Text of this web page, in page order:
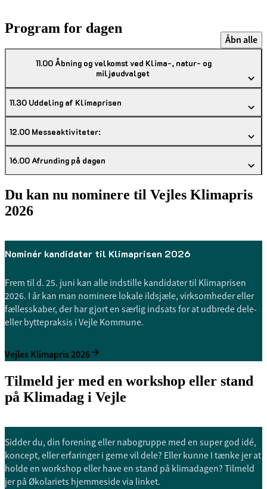
Program for dagen
Åbn alle
11.00 Åbning og velkomst ved Klima-, natur- og
miljøudvalget ​
11.30 Uddeling af Klimaprisen​
12.00 Messeaktiviteter:​
16.00 Afrunding på dagen
Du kan nu nominere til Vejles Klimapris
2026
Nominér kandidater til Klimaprisen 2026
Frem til d. 25. juni kan alle indstille kandidater til Klimaprisen
2026. I år kan man nominere lokale ildsjæle, virksomheder eller
fællesskaber, der har gjort en særlig indsats for at udbrede dele-
eller byttepraksis i Vejle Kommune.
Vejles Klimapris 2026
Tilmeld jer med en workshop eller stand
på Klimadag i Vejle
Sidder du, din forening eller nabogruppe med en super god idé,
koncept, eller erfaringer i gerne vil dele? Eller kunne I tænke jer at
holde en workshop eller have en stand på klimadagen? Tilmeld
jer på Økolariets hjemmeside via linket.